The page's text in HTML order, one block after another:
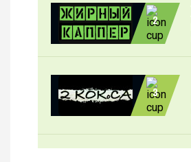
2
3